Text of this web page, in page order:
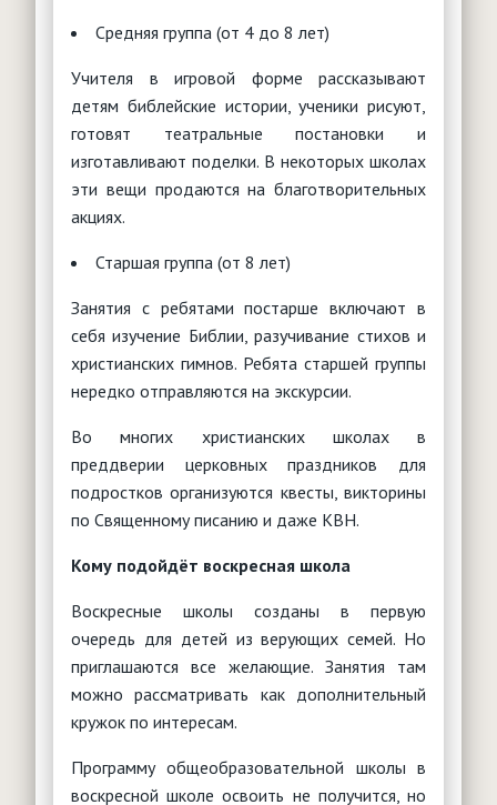
Средняя группа (от 4 до 8 лет)
Учителя в игровой форме рассказывают
детям библейские истории, ученики рисуют,
готовят театральные постановки и
изготавливают поделки. В некоторых школах
эти вещи продаются на благотворительных
акциях.
Старшая группа (от 8 лет)
Занятия с ребятами постарше включают в
себя изучение Библии, разучивание стихов и
христианских гимнов. Ребята старшей группы
нередко отправляются на экскурсии.
Во многих христианских школах в
преддверии церковных праздников для
подростков организуются квесты, викторины
по Священному писанию и даже КВН.
Кому подойдёт воскресная школа
Воскресные школы созданы в первую
очередь для детей из верующих семей. Но
приглашаются все желающие. Занятия там
можно рассматривать как дополнительный
кружок по интересам.
Программу общеобразовательной школы в
воскресной школе освоить не получится, но